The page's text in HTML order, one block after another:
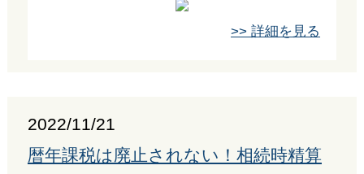
>> 詳細を見る
2022/11/21
暦年課税は廃止されない！相続時精算